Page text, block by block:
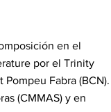
en el
por el Trinity
Fabra (BCN).
(CMMAS) y en